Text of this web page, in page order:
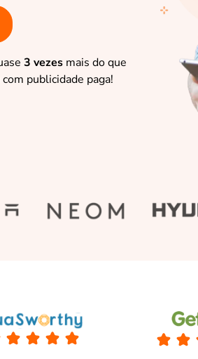
3 vezes mais do que
publicidade paga!